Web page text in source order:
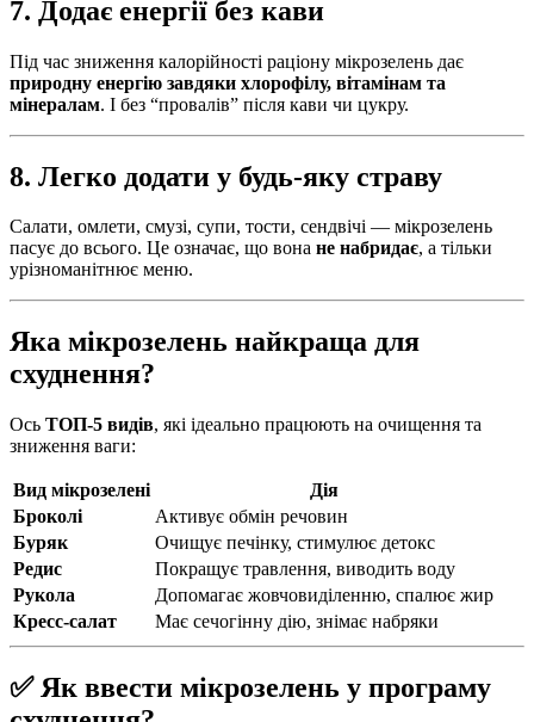
7. Додає енергії без кави
Під час зниження калорійності раціону мікрозелень дає
природну енергію завдяки хлорофілу, вітамінам та
мінералам. І без “провалів” після кави чи цукру.
8. Легко додати у будь-яку страву
Салати, омлети, смузі, супи, тости, сендвічі — мікрозелень
пасує до всього. Це означає, що вона не набридає, а тільки
урізноманітнює меню.
Яка мікрозелень найкраща для
схуднення?
Ось ТОП-5 видів, які ідеально працюють на очищення та
зниження ваги:
Вид мікрозелені
Дія
Броколі
Активує обмін речовин
Буряк
Очищує печінку, стимулює детокс
Редис
Покращує травлення, виводить воду
Рукола
Допомагає жовчовиділенню, спалює жир
Кресс-салат
Має сечогінну дію, знімає набряки
✅ Як ввести мікрозелень у програму